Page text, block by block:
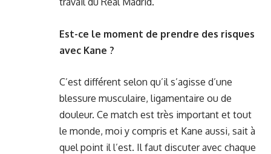
Est-ce le moment de prendre des risques
avec Kane ?
C’est différent selon qu’il s’agisse d’une
blessure musculaire, ligamentaire ou de
douleur. Ce match est très important et tout
le monde, moi y compris et Kane aussi, sait à
quel point il l’est. Il faut discuter avec chaque